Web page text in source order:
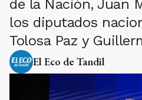
de la Nación, Juan
los diputados
Tolosa Paz y
El Eco de Tandil